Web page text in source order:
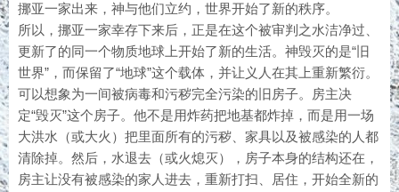
挪亚一家出来，神与他们立约，世界开始了新的秩序。
所以，挪亚一家幸存下来后，正是在这个被审判之水洁净过、
更新了的同一个物质地球上开始了新的生活。神毁灭的是“旧
世界”，而保留了“地球”这个载体，并让义人在其上重新繁衍。
可以想象为一间被病毒和污秽完全污染的旧房子。房主决
定“毁灭”这个房子。他不是用炸药把地基都炸掉，而是用一场
大洪水（或大火）把里面所有的污秽、家具以及被感染的人都
清除掉。然后，水退去（或火熄灭），房子本身的结构还在，
房主让没有被感染的家人进去，重新打扫、居住，开始全新的